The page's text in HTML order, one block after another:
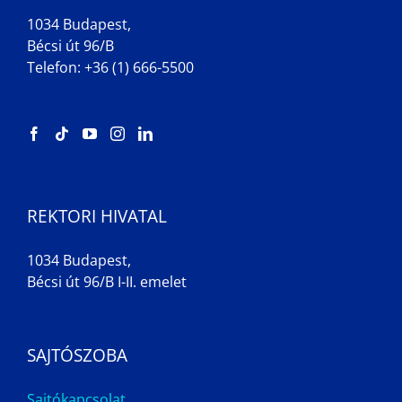
1034 Budapest,
Bécsi út 96/B
Telefon: +36 (1) 666-5500
REKTORI HIVATAL
1034 Budapest,
Bécsi út 96/B I-II. emelet
SAJTÓSZOBA